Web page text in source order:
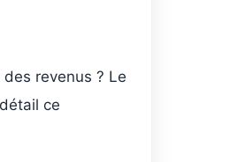
revenus ? Le
ce